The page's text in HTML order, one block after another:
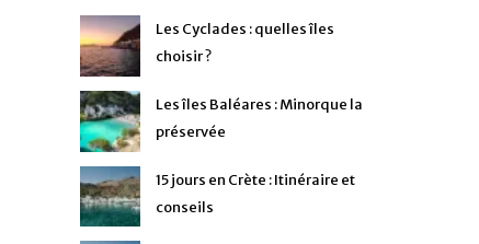
Les Cyclades : quelles îles
choisir ?
Les îles Baléares : Minorque la
préservée
15 jours en Crète : Itinéraire et
conseils